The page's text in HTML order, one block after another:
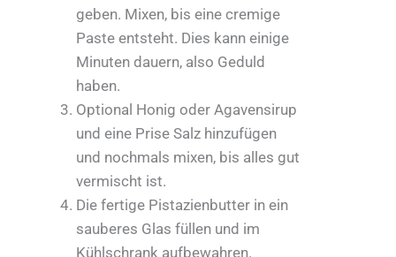
geben. Mixen, bis eine cremige
Paste entsteht. Dies kann einige
Minuten dauern, also Geduld
haben.
Optional Honig oder Agavensirup
und eine Prise Salz hinzufügen
und nochmals mixen, bis alles gut
vermischt ist.
Die fertige Pistazienbutter in ein
sauberes Glas füllen und im
Kühlschrank aufbewahren.